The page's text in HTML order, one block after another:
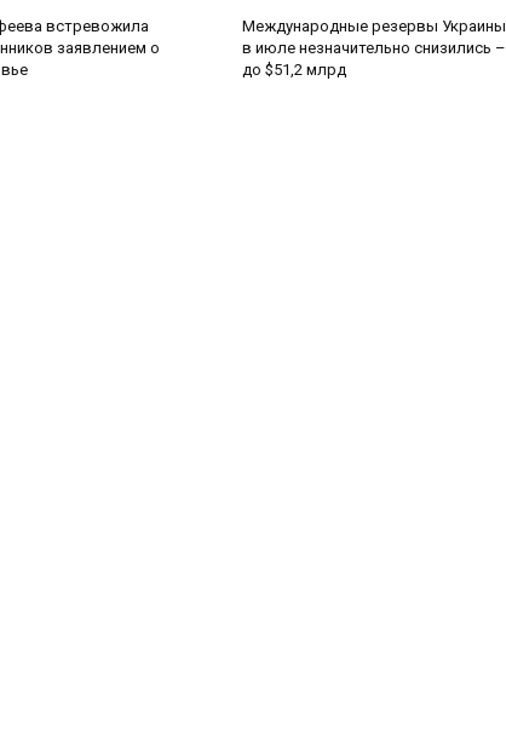
встревожила
заявлением о
Международные резервы Украины
в июле незначительно снизились –
до $51,2 млрд